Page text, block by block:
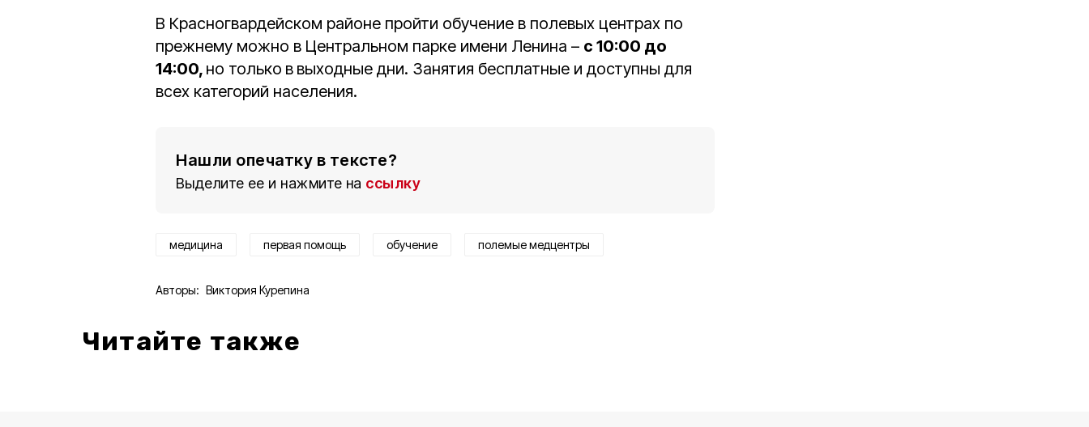
В Красногвардейском районе пройти обучение в полевых центрах по
прежнему можно в Центральном парке имени Ленина – с 10:00 до
14:00, но только в выходные дни. Занятия бесплатные и доступны для
всех категорий населения.
Нашли опечатку в тексте?
Выделите ее и нажмите на ссылку
медицина первая помощь обучение полемые медцентры
Авторы: Виктория Курепина
Читайте также